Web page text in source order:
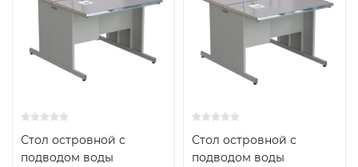
Стол островной с
подводом воды
Стол островной с
подводом воды